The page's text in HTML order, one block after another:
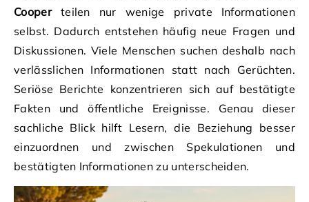
Cooperteilen nur wenige private Informationen
selbst. Dadurch entstehen häufig neue Fragen und
Diskussionen. Viele Menschen suchen deshalb nach
verlässlichen Informationen statt nach Gerüchten.
Seriöse Berichte konzentrieren sich auf bestätigte
Fakten und öffentliche Ereignisse. Genau dieser
sachliche Blick hilft Lesern, die Beziehung besser
einzuordnen und zwischen Spekulationen und
bestätigten Informationen zu unterscheiden.